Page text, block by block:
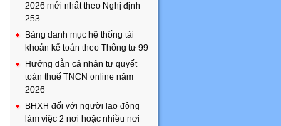
2026 mới nhất theo Nghị định
253
Bảng danh mục hệ thống tài
khoản kế toán theo Thông tư 99
Hướng dẫn cá nhân tự quyết
toán thuế TNCN online năm
2026
BHXH đối với người lao động
làm việc 2 nơi hoặc nhiều nơi